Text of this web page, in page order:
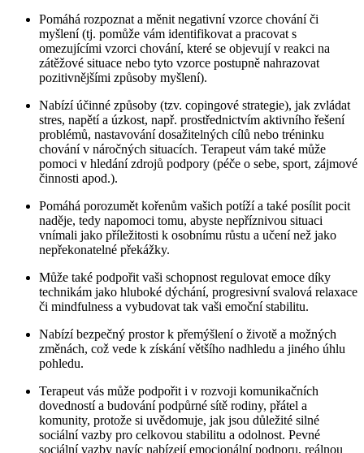
Pomáhá rozpoznat a měnit negativní vzorce chování či
myšlení (tj. pomůže vám identifikovat a pracovat s
omezujícími vzorci chování, které se objevují v reakci na
zátěžové situace nebo tyto vzorce postupně nahrazovat
pozitivnějšími způsoby myšlení).
Nabízí účinné způsoby (tzv. copingové strategie), jak zvládat
stres, napětí a úzkost, např. prostřednictvím aktivního řešení
problémů, nastavování dosažitelných cílů nebo tréninku
chování v náročných situacích. Terapeut vám také může
pomoci v hledání zdrojů podpory (péče o sebe, sport, zájmové
činnosti apod.).
Pomáhá porozumět kořenům vašich potíží a také posílit pocit
naděje, tedy napomoci tomu, abyste nepříznivou situaci
vnímali jako příležitosti k osobnímu růstu a učení než jako
nepřekonatelné překážky.
Může také podpořit vaši schopnost regulovat emoce díky
technikám jako hluboké dýchání, progresivní svalová relaxace
či mindfulness a vybudovat tak vaši emoční stabilitu.
Nabízí bezpečný prostor k přemýšlení o životě a možných
změnách, což vede k získání většího nadhledu a jiného úhlu
pohledu.
Terapeut vás může podpořit i v rozvoji komunikačních
dovedností a budování podpůrné sítě rodiny, přátel a
komunity, protože si uvědomuje, jak jsou důležité silné
sociální vazby pro celkovou stabilitu a odolnost. Pevné
sociální vazby navíc nabízejí emocionální podporu, reálnou